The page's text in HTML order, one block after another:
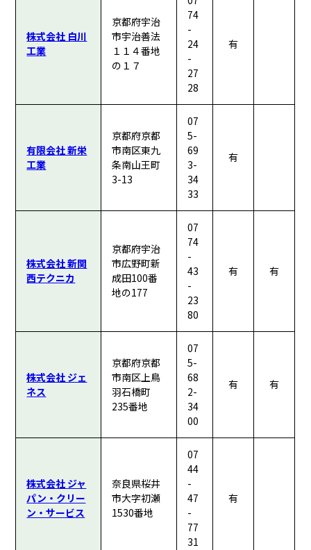
株式会社 白川
工業
京都府宇治
市宇治善法
１１４番地
の１７
74
-
24
-
27
28
有
有限会社 新栄
工業
京都府京都
市南区東九
条南山王町
3-13
07
5-
69
3-
34
33
有
株式会社 新関
西テクニカ
京都府宇治
市広野町新
成田100番
地の177
07
74
-
43
-
23
80
有 有
株式会社 ジェ
ネス
京都府京都
市南区上鳥
羽石橋町
235番地
07
5-
68
2-
34
00
有 有
株式会社 ジャ
パン・クリー
ン・サービス
奈良県桜井
市大字初瀬
1530番地
07
44
-
47
-
77
31
有